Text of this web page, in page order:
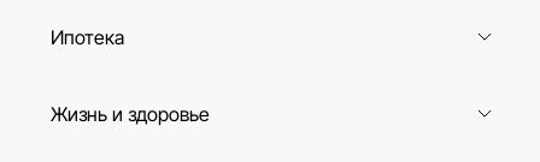
Ипотека
Жизнь и здоровье